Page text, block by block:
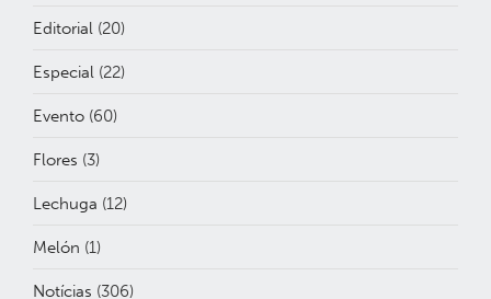
Editorial (20)
Especial (22)
Evento (60)
Flores (3)
Lechuga (12)
Melón (1)
Notícias (306)